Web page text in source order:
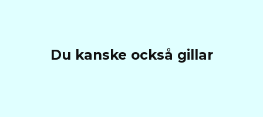
Du kanske också gillar